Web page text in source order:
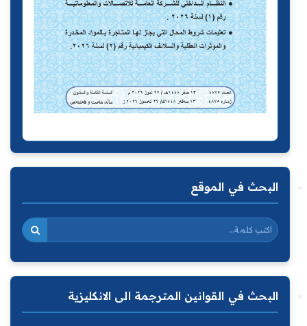
البحث في الموقع
البحث في القوانين المترجمة الى الانكليزية